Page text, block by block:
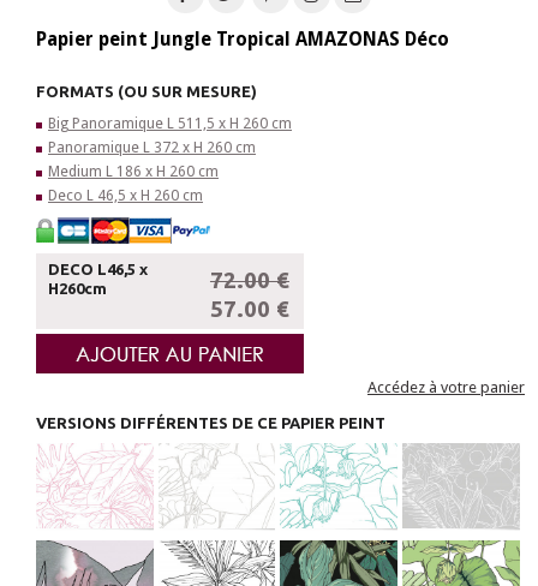
Papier peint Jungle Tropical AMAZONAS Déco
FORMATS (OU SUR MESURE)
Big Panoramique L 511,5 x H 260 cm
Panoramique L 372 x H 260 cm
Medium L 186 x H 260 cm
Deco L 46,5 x H 260 cm
DECO L46,5 x
H260cm
72.00 €
57.00 €
Accédez à votre panier
VERSIONS DIFFÉRENTES DE CE PAPIER PEINT